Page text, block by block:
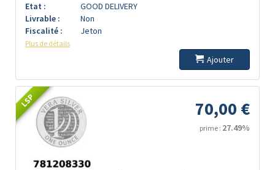
Etat :
GOOD DELIVERY
Livrable :
Non
Fiscalité :
Jeton
Plus de détails
Ajouter
LSP 70,00 €
prime : 27.49%